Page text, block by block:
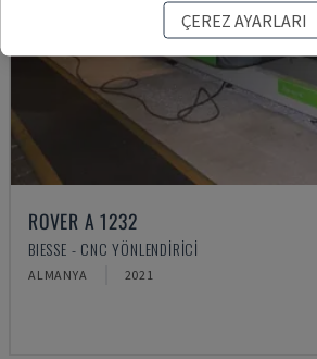
ROVER A 1232
BIESSE - CNC YÖNLENDIRICI
ALMANYA 2021
ÇEREZ AYARLARI